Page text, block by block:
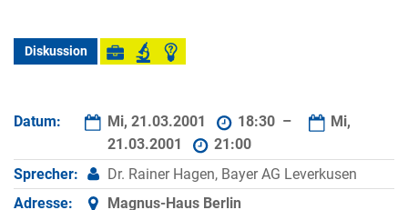
Diskussion
Datum: Mi, 21.03.2001 18:30 –
Mi,
21.03.2001
21:00
Sprecher:
Dr. Rainer Hagen, Bayer AG Leverkusen
Adresse:
Magnus-Haus Berlin